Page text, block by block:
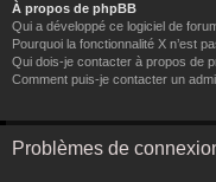
À propos de phpBB
Qui a développé ce logiciel de
Pourquoi la fonctionnalité X n’est
Qui dois-je contacter à propos de
Comment puis-je contacter un
Problèmes de